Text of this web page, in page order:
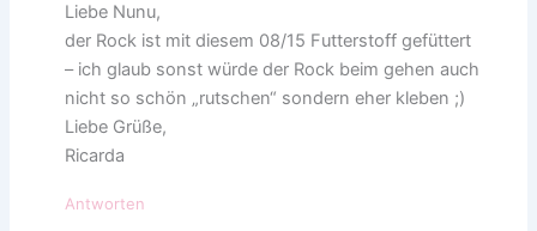
Liebe Nunu,
der Rock ist mit diesem 08/15 Futterstoff gefüttert
– ich glaub sonst würde der Rock beim gehen auch
nicht so schön „rutschen“ sondern eher kleben ;)
Liebe Grüße,
Ricarda
Antworten